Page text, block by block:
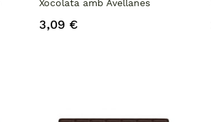
Xocolata amb Avellanes
3,09 €